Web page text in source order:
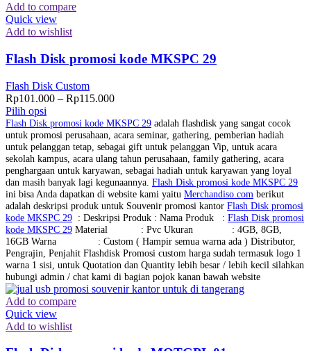
Add to compare
Quick view
Add to wishlist
Flash Disk promosi kode MKSPC 29
Flash Disk Custom
Rp101.000 – Rp115.000
Pilih opsi
Flash Disk promosi kode MKSPC 29 adalah flashdisk yang sangat cocok
untuk promosi perusahaan, acara seminar, gathering, pemberian hadiah
untuk pelanggan tetap, sebagai gift untuk pelanggan Vip, untuk acara
sekolah kampus, acara ulang tahun perusahaan, family gathering, acara
penghargaan untuk karyawan, sebagai hadiah untuk karyawan yang loyal
dan masih banyak lagi kegunaannya. Flash Disk promosi kode MKSPC 29
ini bisa Anda dapatkan di website kami yaitu Merchandiso.com berikut
adalah deskripsi produk untuk Souvenir promosi kantor Flash Disk promosi
kode MKSPC 29 : Deskripsi Produk : Nama Produk : Flash Disk promosi
kode MKSPC 29 Material : Pvc Ukuran : 4GB, 8GB,
16GB Warna : Custom ( Hampir semua warna ada ) Distributor,
Pengrajin, Penjahit Flashdisk Promosi custom harga sudah termasuk logo 1
warna 1 sisi, untuk Quotation dan Quantity lebih besar / lebih kecil silahkan
hubungi admin / chat kami di bagian pojok kanan bawah website
Add to compare
Quick view
Add to wishlist